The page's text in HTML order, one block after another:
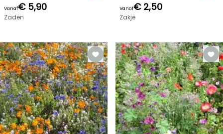
Vanaf€ 5,90
Zaden
Vanaf€ 2,50
Zakje